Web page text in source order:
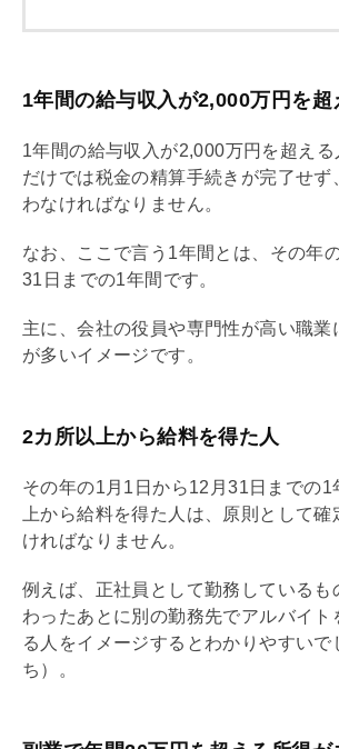
1年間の給与収入が2,000万円を超
1年間の給与収入が2,000万円を超える
だけでは税金の精算手続きが完了せず
わなければなりません。
なお、ここで言う1年間とは、その年
31日までの1年間です。
主に、会社の役員や専門性が高い職業
が多いイメージです。
2カ所以上から給料を得た人
その年の1月1日から12月31日までの1
上から給料を得た人は、原則として
ければなりません。
例えば、正社員として勤務しているも
わったあとに別の勤務先でアルバイト
る人をイメージするとわかりやすいで
ち）。